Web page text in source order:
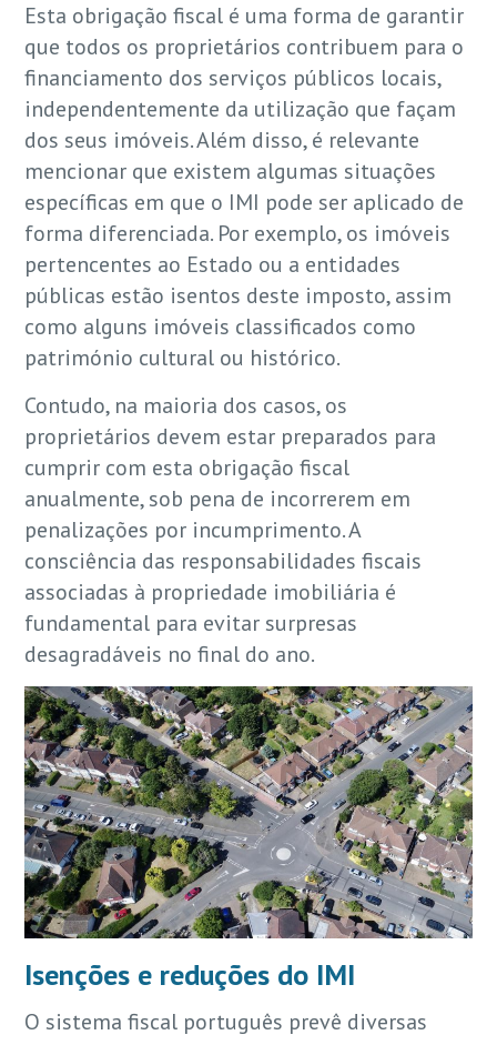
Esta obrigação fiscal é uma forma de garantir
que todos os proprietários contribuem para o
financiamento dos serviços públicos locais,
independentemente da utilização que façam
dos seus imóveis. Além disso, é relevante
mencionar que existem algumas situações
específicas em que o IMI pode ser aplicado de
forma diferenciada. Por exemplo, os imóveis
pertencentes ao Estado ou a entidades
públicas estão isentos deste imposto, assim
como alguns imóveis classificados como
património cultural ou histórico.
Contudo, na maioria dos casos, os
proprietários devem estar preparados para
cumprir com esta obrigação fiscal
anualmente, sob pena de incorrerem em
penalizações por incumprimento. A
consciência das responsabilidades fiscais
associadas à propriedade imobiliária é
fundamental para evitar surpresas
desagradáveis no final do ano.
Isenções e reduções do IMI
O sistema fiscal português prevê diversas